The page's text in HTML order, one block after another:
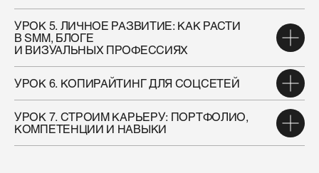
УРОК 5. ЛИЧНОЕ РАЗВИТИЕ: КАК РАСТИ
В SMM, БЛОГЕ
И ВИЗУАЛЬНЫХ ПРОФЕССИЯХ
УРОК 6. КОПИРАЙТИНГ ДЛЯ СОЦСЕТЕЙ
УРОК 7. СТРОИМ КАРЬЕРУ: ПОРТФОЛИО,
КОМПЕТЕНЦИИ И НАВЫКИ